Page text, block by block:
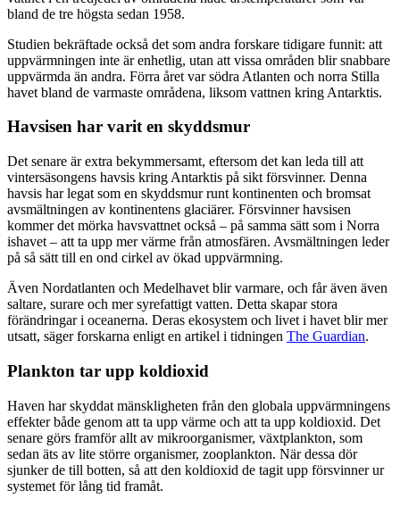
bland de tre högsta sedan 1958.
Studien bekräftade också det som andra forskare tidigare funnit: att
uppvärmningen inte är enhetlig, utan att vissa områden blir snabbare
uppvärmda än andra. Förra året var södra Atlanten och norra Stilla
havet bland de varmaste områdena, liksom vattnen kring Antarktis.
Havsisen har varit en skyddsmur
Det senare är extra bekymmersamt, eftersom det kan leda till att
vintersäsongens havsis kring Antarktis på sikt försvinner. Denna
havsis har legat som en skyddsmur runt kontinenten och bromsat
avsmältningen av kontinentens glaciärer. Försvinner havsisen
kommer det mörka havsvattnet också – på samma sätt som i Norra
ishavet – att ta upp mer värme från atmosfären. Avsmältningen leder
på så sätt till en ond cirkel av ökad uppvärmning.
Även Nordatlanten och Medelhavet blir varmare, och får även även
saltare, surare och mer syrefattigt vatten. Detta skapar stora
förändringar i oceanerna. Deras ekosystem och livet i havet blir mer
utsatt, säger forskarna enligt en artikel i tidningen The Guardian.
Plankton tar upp koldioxid
Haven har skyddat mänskligheten från den globala uppvärmningens
effekter både genom att ta upp värme och att ta upp koldioxid. Det
senare görs framför allt av mikroorganismer, växtplankton, som
sedan äts av lite större organismer, zooplankton. När dessa dör
sjunker de till botten, så att den koldioxid de tagit upp försvinner ur
systemet för lång tid framåt.